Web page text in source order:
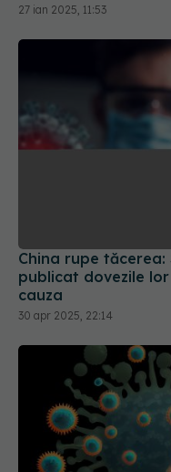
27 ian 2025, 11:53
China rupe tăcerea:
publicat dovezile
cauza
30 apr 2025, 22:14